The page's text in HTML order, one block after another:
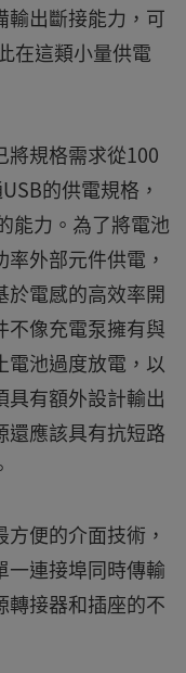
輸出斷接能力，可
在這類小量供電
將規格需求從100
的供電規格，
能力。為了將電池
外部元件供電，
於電感的高效率開
不像充電泵擁有與
電池過度放電，以
具有額外設計輸出
還應該具有抗短路
便的介面技術，
一連接埠同時傳輸
轉接器和插座的不